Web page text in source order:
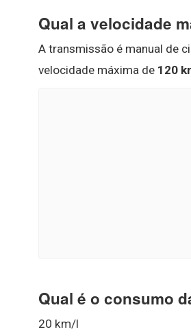
Qual a velocidade
A transmissão é manual de
velocidade máxima de 120
Qual é o consumo
20 km/l